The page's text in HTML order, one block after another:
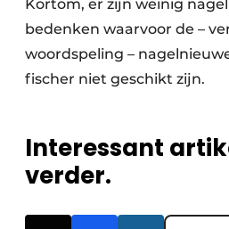
Kortom, er zijn weinig
bedenken waarvoor de –
woordspeling –
fischer niet geschikt zijn.
Interessant
verder.